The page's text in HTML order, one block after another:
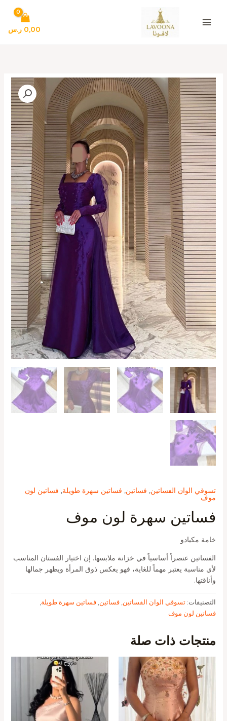
المحتوى
0,00 ر.س
تسوقي الوان الفساتين, فساتين, فساتين سهرة طويلة, فساتين لون
موف
فساتين سهرة لون موف
خامة مكيادو
الفساتين عنصراً أساسياً في خزانة ملابسها. إن اختيار الفستان المناسب
لأي مناسبة يعتبر مهماً للغاية، فهو يعكس ذوق المرأة ويظهر جمالها
وأناقتها.
التصنيفات: تسوقي الوان الفساتين فساتين فساتين سهرة طويلة
فساتين لون موف
منتجات ذات صلة